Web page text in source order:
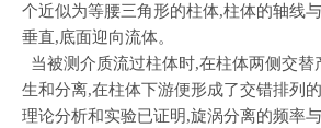
个近似为等腰三角形的柱体,柱体的轴线
垂直,底面迎向流体。
当被测介质流过柱体时,在柱体两侧交替
生和分离,在柱体下游便形成了交错排列
理论分析和实验已证明,旋涡分离的频率